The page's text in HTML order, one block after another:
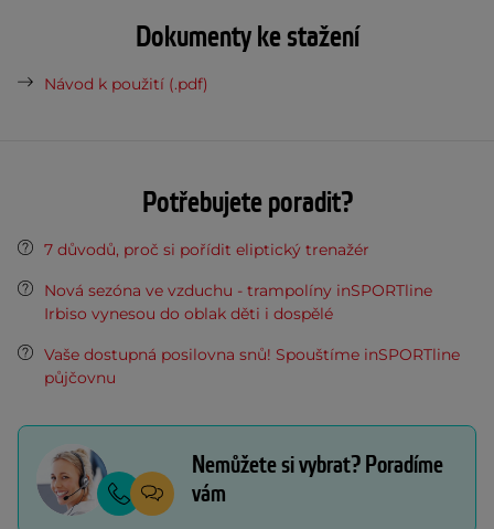
Dokumenty ke stažení
Návod k použití (.pdf)
Potřebujete poradit?
7 důvodů, proč si pořídit eliptický trenažér
Nová sezóna ve vzduchu - trampolíny inSPORTline
Irbiso vynesou do oblak děti i dospělé
Vaše dostupná posilovna snů! Spouštíme inSPORTline
půjčovnu
Nemůžete si vybrat? Poradíme
vám